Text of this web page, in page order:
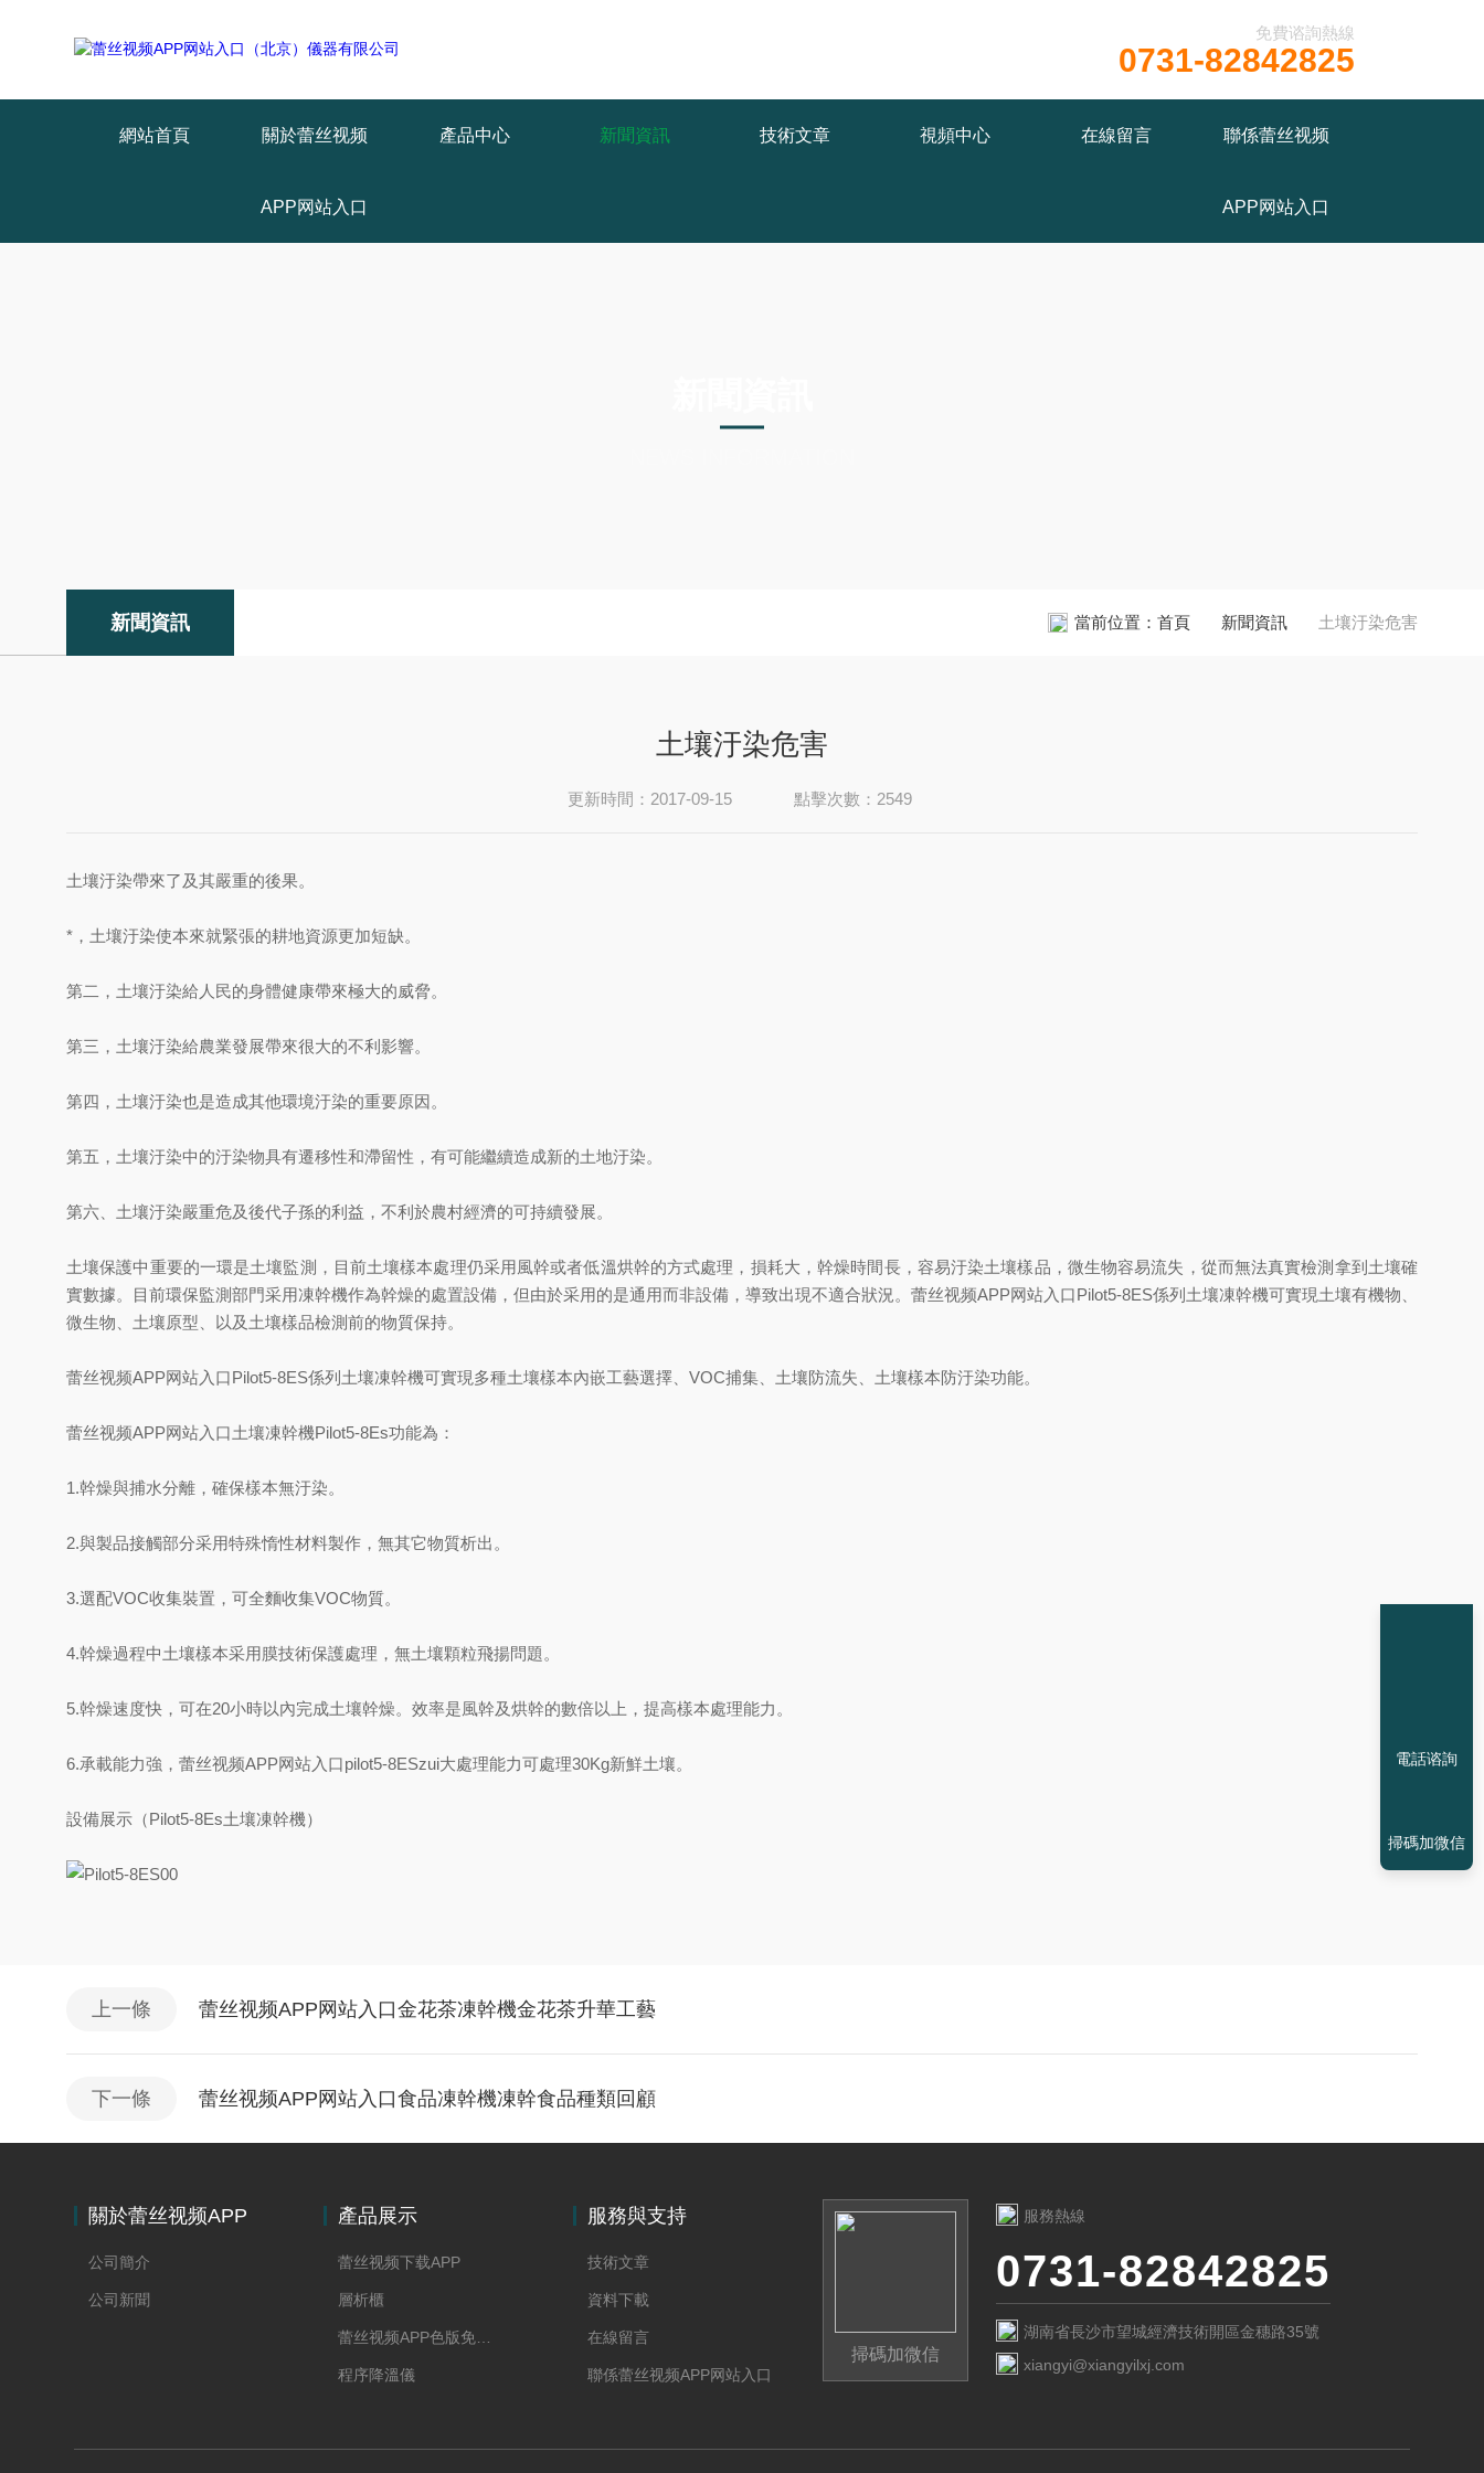
: mkdir(): No space left on device in 免費谘詢熱線
0731-82842825
網站首頁 關於蕾丝视频
APP网站入口
產品中心 新聞資訊 技術文章 視頻中心 在線留言 聯係蕾丝视频
APP网站入口
新聞資訊 當前位置： 首頁 新聞資訊 土壤汙染危害
土壤汙染危害
更新時間：2017-09-15 點擊次數：2549
土壤汙染帶來了及其嚴重的後果。
*，土壤汙染使本來就緊張的耕地資源更加短缺。
第二，土壤汙染給人民的身體健康帶來極大的威脅。
第三，土壤汙染給農業發展帶來很大的不利影響。
第四，土壤汙染也是造成其他環境汙染的重要原因。
第五，土壤汙染中的汙染物具有遷移性和滯留性，有可能繼續造成新的土地汙染。
第六、土壤汙染嚴重危及後代子孫的利益，不利於農村經濟的可持續發展。
土壤保護中重要的一環是土壤監測，目前土壤樣本處理仍采用風幹或者低溫烘幹的方式處理，損耗大，幹燥時間長，容易汙染土壤樣品，微生物容易流失，從而無法真實檢測拿到土壤確
實數據。目前環保監測部門采用凍幹機作為幹燥的處置設備，但由於采用的是通用而非設備，導致出現不適合狀況。蕾丝视频APP网站入口Pilot5-8ES係列土壤凍幹機可實現土壤有機物、
微生物、土壤原型、以及土壤樣品檢測前的物質保持。
蕾丝视频APP网站入口Pilot5-8ES係列土壤凍幹機可實現多種土壤樣本內嵌工藝選擇、VOC捕集、土壤防流失、土壤樣本防汙染功能。
蕾丝视频APP网站入口土壤凍幹機Pilot5-8Es功能為：
1.幹燥與捕水分離，確保樣本無汙染。
2.與製品接觸部分采用特殊惰性材料製作，無其它物質析出。
3.選配VOC收集裝置，可全麵收集VOC物質。
4.幹燥過程中土壤樣本采用膜技術保護處理，無土壤顆粒飛揚問題。
5.幹燥速度快，可在20小時以內完成土壤幹燥。效率是風幹及烘幹的數倍以上，提高樣本處理能力。
6.承載能力強，蕾丝视频APP网站入口pilot5-8ESzui大處理能力可處理30Kg新鮮土壤。
設備展示（Pilot5-8Es土壤凍幹機）
上一條 蕾丝视频APP网站入口金花茶凍幹機金花茶升華工藝
下一條 蕾丝视频APP网站入口食品凍幹機凍幹食品種類回顧
關於蕾丝视频APP
公司簡介
公司新聞
產品展示
蕾丝视频下载APP
層析櫃
蕾丝视频APP色版免费下载
程序降溫儀
服務與支持
技術文章
資料下載
在線留言
聯係蕾丝视频APP网站入口
掃碼加微信
服務熱線
0731-82842825
湖南省長沙市望城經濟技術開區金穗路35號
xiangyi@xiangyilxj.com
電話谘詢
掃碼加微信